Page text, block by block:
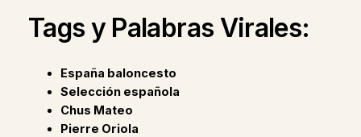
Tags y Palabras Virales:
España baloncesto
Selección española
Chus Mateo
Pierre Oriola